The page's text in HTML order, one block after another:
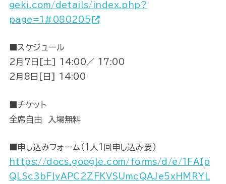
geki.com/details/index.php?
page=1#080205
■スケジュール
2月7日[土] 14:00／ 17:00
2月8日[日] 14:00
■チケット
全席自由 入場無料
■申し込みフォーム（1人1回申し込み要）
https://docs.google.com/forms/d/e/1FAIp
QLSc3bFlyAPC2ZFKVSUmcQAJe5xHMRYL